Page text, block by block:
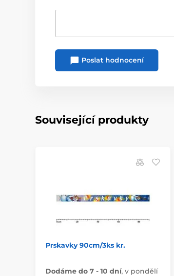
Poslat hodnocení
Související produkty
Prskavky 90cm/3ks kr.
Dodáme do 7 - 10 dní, v pondělí